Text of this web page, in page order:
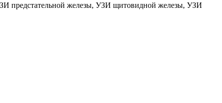
предстательной железы, УЗИ щитовидной железы, УЗИ